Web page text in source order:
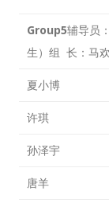
Group5辅导员
生）组 长：马
夏小博
许琪
孙泽宇
唐羊